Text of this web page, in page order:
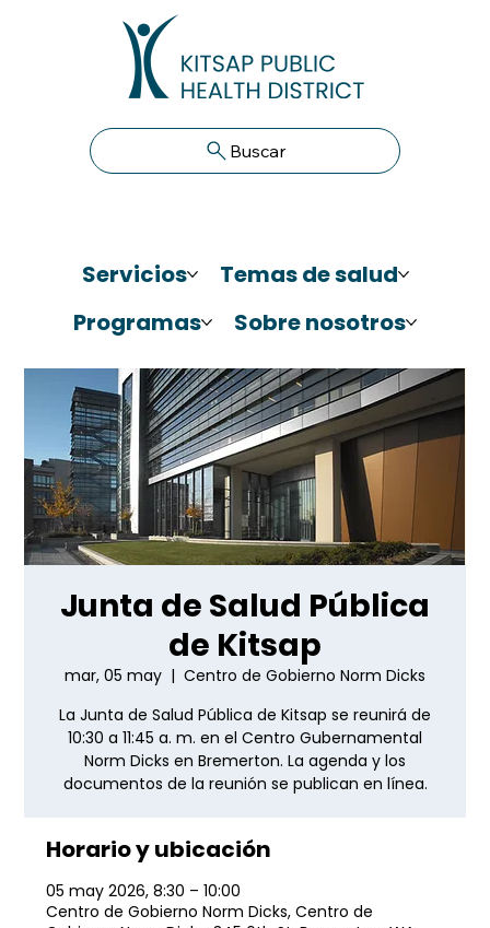
Buscar
Servicios
Temas de salud
Programas
Sobre nosotros
Junta de Salud Pública
de Kitsap
mar, 05 may
  |
Centro de Gobierno Norm Dicks
La Junta de Salud Pública de Kitsap se reunirá de
10:30 a 11:45 a. m. en el Centro Gubernamental
Norm Dicks en Bremerton. La agenda y los
documentos de la reunión se publican en línea.
Horario y ubicación
05 may 2026, 8:30 – 10:00
Centro de Gobierno Norm Dicks, Centro de